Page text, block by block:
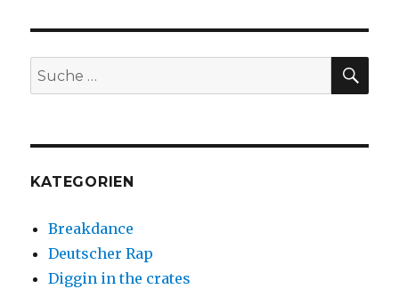
Suche
nach:
KATEGORIEN
Breakdance
Deutscher Rap
Diggin in the crates